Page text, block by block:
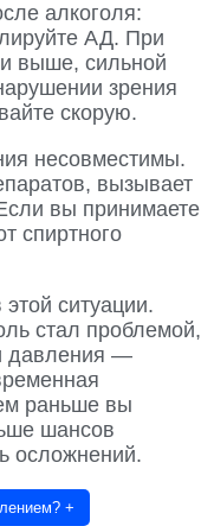
алкоголя:
АД. При
и выше, сильной
зрения
скорую.
несовместимы.
вызывает
вы принимаете
спиртного
ситуации.
стал проблемой,
давления —
раньше вы
шансов
осложнений.
+